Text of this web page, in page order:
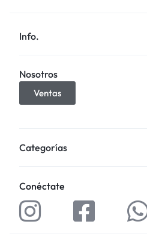
Info.
Nosotros
Ventas
Categorías
Conéctate